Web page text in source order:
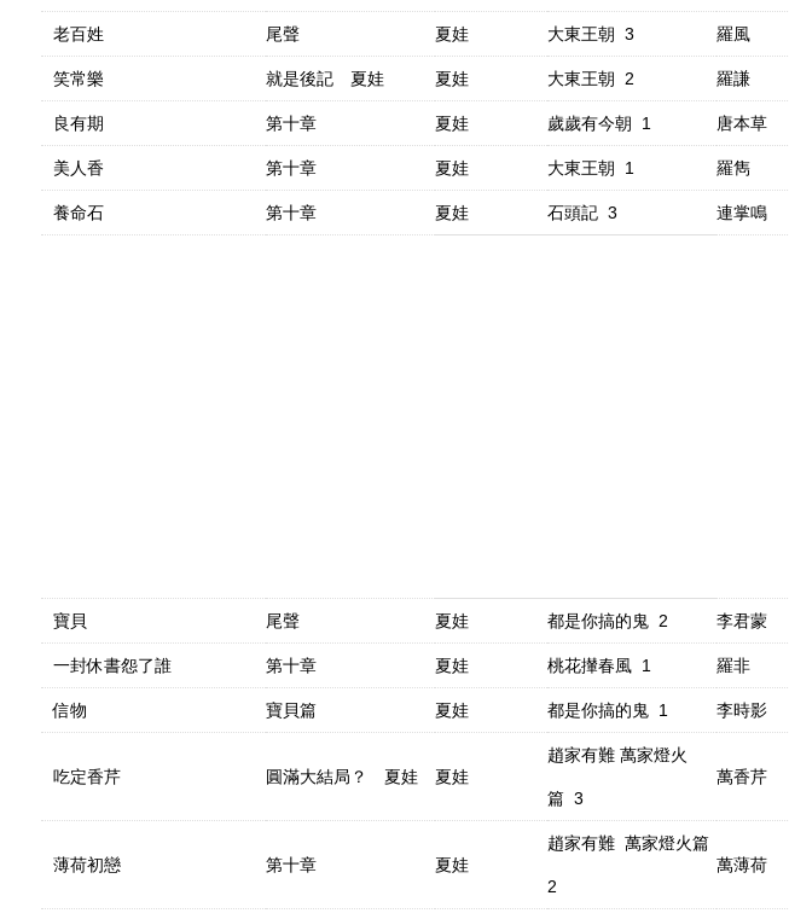
老百姓 尾聲 夏娃 大東王朝 3 羅風
笑常樂 就是後記 夏娃 夏娃 大東王朝 2 羅謙
良有期 第十章 夏娃 歲歲有今朝 1 唐本草
美人香 第十章 夏娃 大東王朝 1 羅雋
養命石 第十章 夏娃 石頭記 3 連掌鳴
寶貝 尾聲 夏娃 都是你搞的鬼 2 李君蒙
一封休書怨了誰 第十章 夏娃 桃花攆春風 1 羅非
信物 寶貝篇 夏娃 都是你搞的鬼 1 李時影
吃定香芹 圓滿大結局？ 夏娃 夏娃
趙家有難 萬家燈火
篇 3
萬香芹
薄荷初戀 第十章 夏娃
趙家有難 萬家燈火篇
2
萬薄荷